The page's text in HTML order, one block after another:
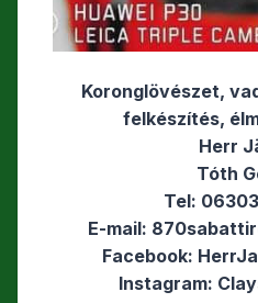
Koronglövészet,
felkészítés,
Herr
Tóth
Tel:
E-mail:
Facebook:
Instagram: